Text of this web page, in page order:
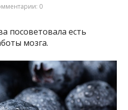
0
посоветовала есть
мозга.